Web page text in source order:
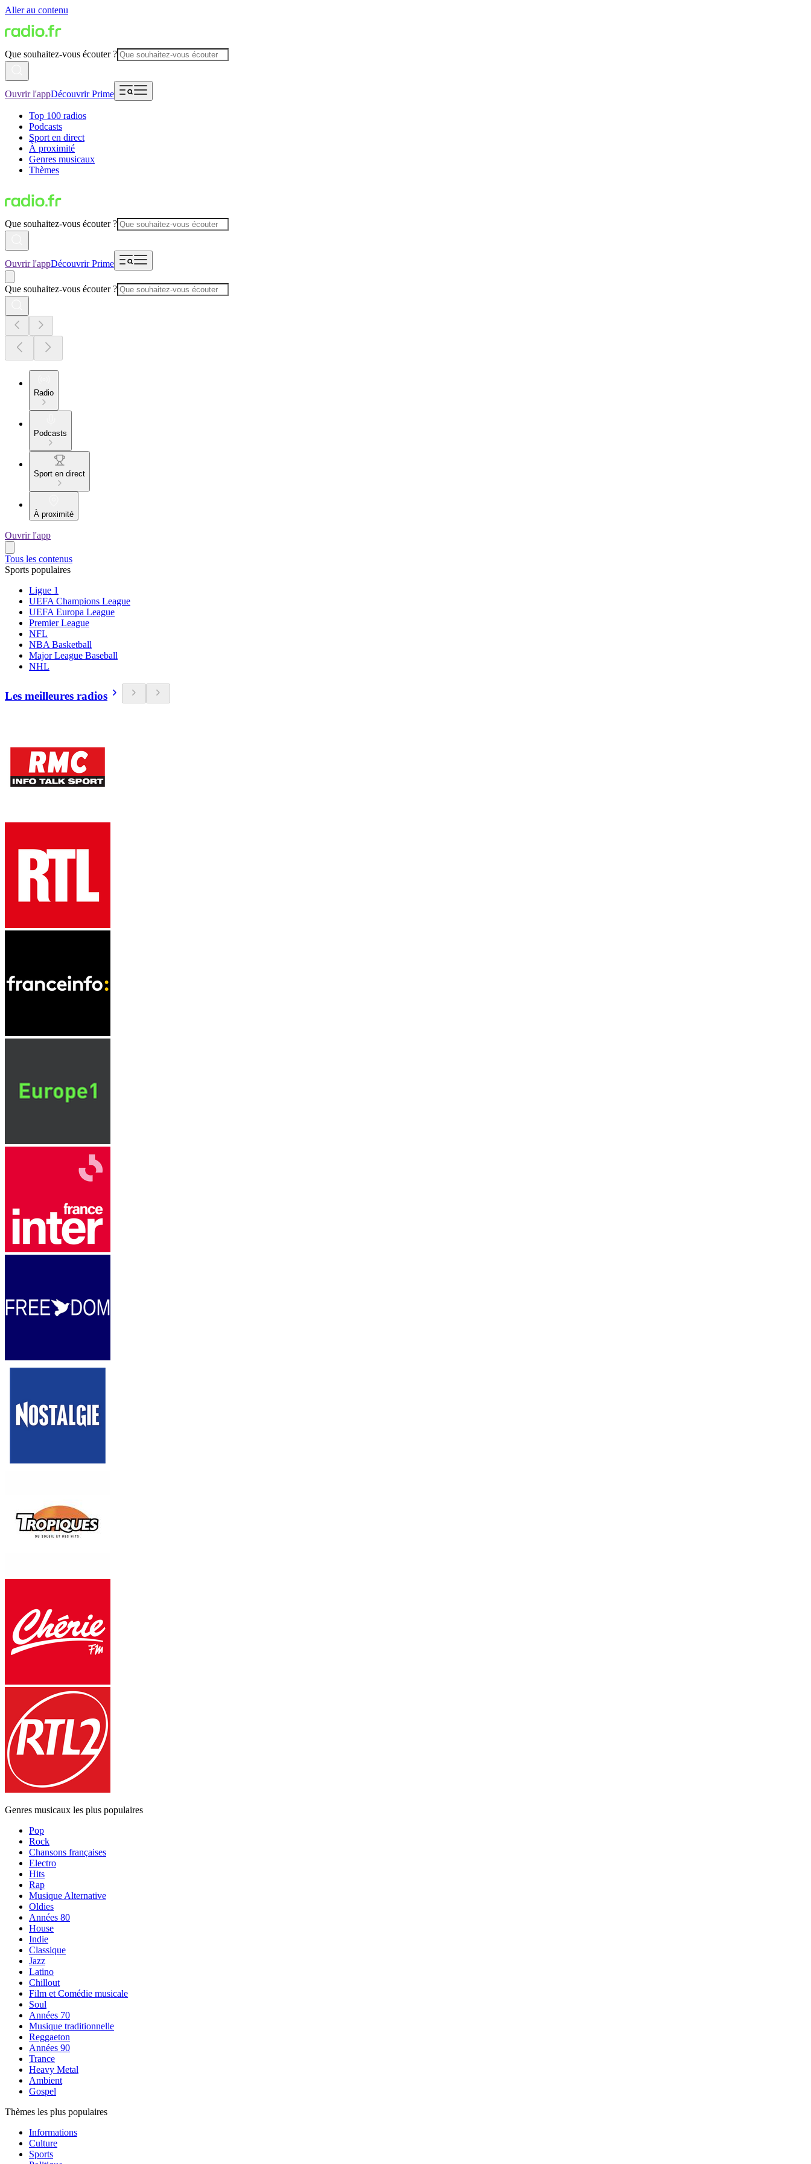
Aller au contenu
Que souhaitez-vous écouter ?
Ouvrir l'appDécouvrir Prime
Top 100 radios
Podcasts
Sport en direct
À proximité
Genres musicaux
Thèmes
Que souhaitez-vous écouter ?
Ouvrir l'appDécouvrir Prime
Que souhaitez-vous écouter ?
Radio
Podcasts
Sport en direct
À proximité
Ouvrir l'app
Tous les contenus
Sports populaires
Ligue 1
UEFA Champions League
UEFA Europa League
Premier League
NFL
NBA Basketball
Major League Baseball
NHL
Les meilleures radios
Genres musicaux les plus populaires
Pop
Rock
Chansons françaises
Electro
Hits
Rap
Musique Alternative
Oldies
Années 80
House
Indie
Classique
Jazz
Latino
Chillout
Film et Comédie musicale
Soul
Années 70
Musique traditionnelle
Reggaeton
Années 90
Trance
Heavy Metal
Ambient
Gospel
Thèmes les plus populaires
Informations
Culture
Sports